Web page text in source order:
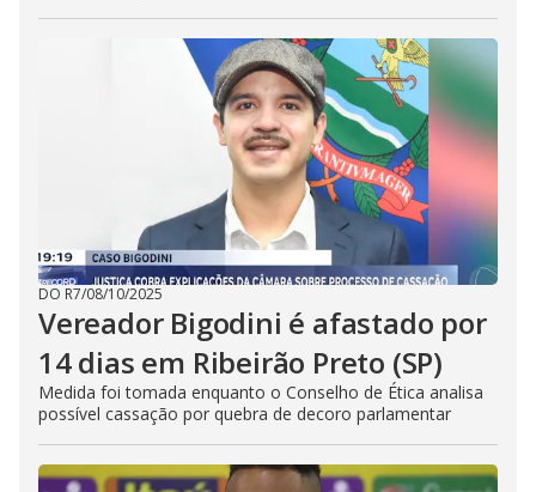
DO R7/08/10/2025
Vereador Bigodini é afastado por
14 dias em Ribeirão Preto (SP)
Medida foi tomada enquanto o Conselho de Ética analisa
possível cassação por quebra de decoro parlamentar